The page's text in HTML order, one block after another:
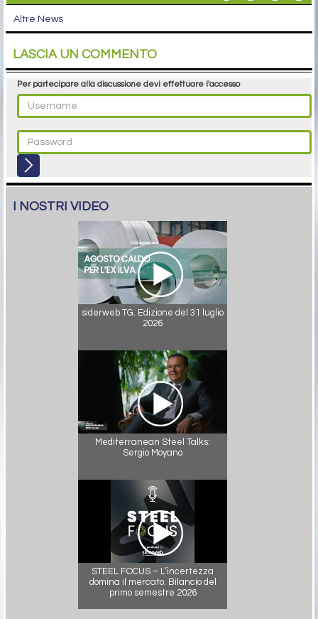
Altre News
LASCIA UN COMMENTO
Per partecipare alla discussione devi effettuare l'accesso
I NOSTRI VIDEO
siderweb TG. Edizione del 31 luglio
2026
Mediterranean Steel Talks:
Sergio Moyano
STEEL FOCUS – L’incertezza
domina il mercato. Bilancio del
primo semestre 2026